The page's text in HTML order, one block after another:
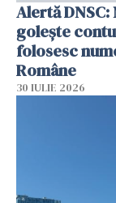
Alertă
golește
folosesc
Române
30 IULIE 2026